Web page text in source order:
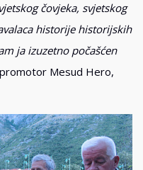
čovjeka, svjetskog
historije historijskih
ja izuzetno počašćen
Mesud Hero,